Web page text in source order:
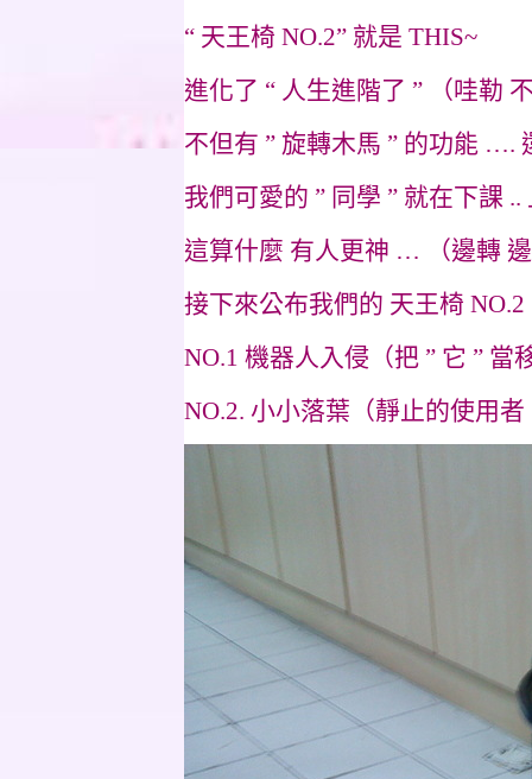
“ 天王椅 NO.2” 就是 THIS~
進化了 “ 人生進階了 ” （哇勒
不但有 ” 旋轉木馬 ” 的功能 ….
我們可愛的 ” 同學 ” 就在下課
這算什麼 有人更神 … （邊轉
接下來公布我們的 天王椅
NO.1 機器人入侵（把 ” 它 ” 當
NO.2. 小小落葉（靜止的使用